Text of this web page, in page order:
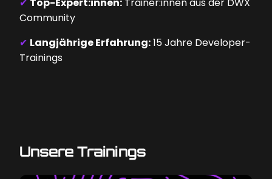
✔ Top-Expert:innen: Trainer:innen aus der DWX
Community
✔ Langjährige Erfahrung:15 Jahre Developer-
Trainings
Unsere Trainings